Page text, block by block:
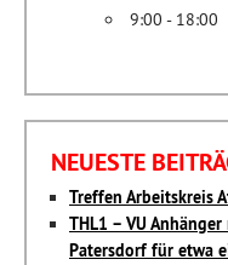
9:00 - 18:00
NEUESTE
Treffen Arbeitskreis
THL1 – VU
Patersdorf für etwa